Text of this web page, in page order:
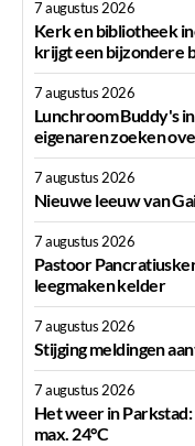
7 augustus 2026
Kerk en bibliotheek
krijgt een bijzondere
7 augustus 2026
Lunchroom Buddy's
eigenaren zoeken
7 augustus 2026
Nieuwe leeuw van
7 augustus 2026
Pastoor
leegmaken kelder
7 augustus 2026
Stijging meldingen
7 augustus 2026
Het weer in
max. 24°C